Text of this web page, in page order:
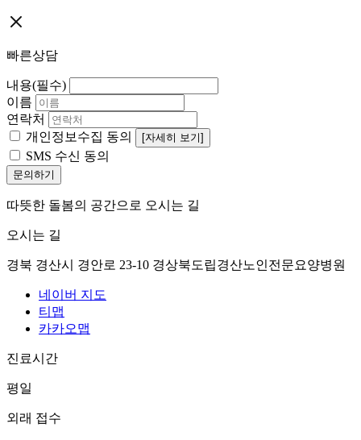
빠른상담
내용(필수)
이름
연락처
개인정보수집 동의
[자세히 보기]
SMS 수신 동의
문의하기
따뜻한 돌봄의 공간으로 오시는 길
오시는 길
경북 경산시 경안로 23-10 경상북도립경산노인전문요양병원
네이버 지도
티맵
카카오맵
진료시간
평일
외래 접수